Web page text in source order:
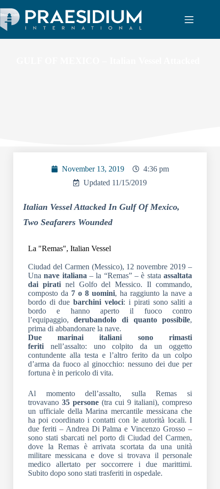
November 13, 2019
4:36 pm
Updated 11/15/2019
Italian Vessel Attacked In Gulf Of Mexico,
Two Seafarers Wounded
La "Remas", Italian Vessel
Ciudad del Carmen (Messico), 12 novembre 2019 –
Unanave italiana – la “Remas” – è stataassaltata
dai piratinel Golfo del Messico. Il commando,
composto da 7 o 8 uomini, ha raggiunto la nave a
bordo di duebarchini veloci: i pirati sono saliti a
bordo e hanno aperto il fuoco contro
l’equipaggio,derubandolo di quanto possibile,
prima di abbandonare la nave.
Due marinai italiani sono rimasti
feritinell’assalto: uno colpito da un oggetto
contundente alla testa e l’altro ferito da un colpo
d’arma da fuoco al ginocchio: nessuno dei due per
fortuna è in pericolo di vita.
Al momento dell’assalto, sulla Remas si
trovavano 35 persone(tra cui 9 italiani), compreso
un ufficiale della Marina mercantile messicana che
ha poi coordinato i contatti con le autorità locali. I
due feriti – Andrea Di Palma e Vincenzo Grosso –
sono stati sbarcati nel porto di Ciudad del Carmen,
dove la Remas è arrivata scortata da una unità
militare messicana e dove si trovava il personale
medico allertato per soccorrere i due marittimi.
Subito dopo sono stati trasferiti in ospedale.